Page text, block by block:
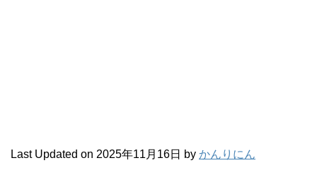
Last Updated on 2025年11月16日 by かんりにん